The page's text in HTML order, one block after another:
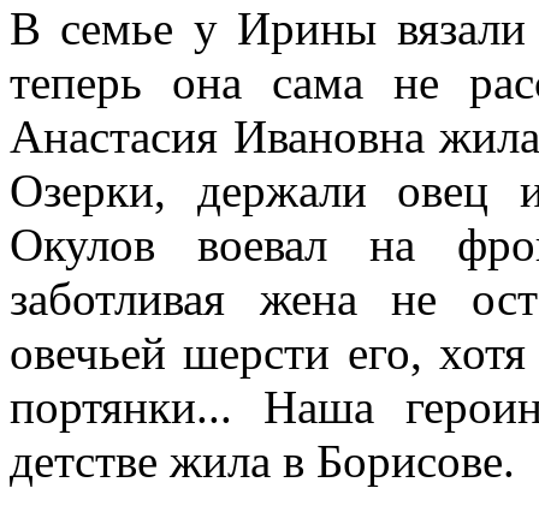
В семье у Ирины
теперь она сама не
Анастасия Ивановна
Озерки, держали овец
Окулов воевал на
заботливая жена не
овечьей шерсти его,
портянки... Наша
детстве жила в Борисове.